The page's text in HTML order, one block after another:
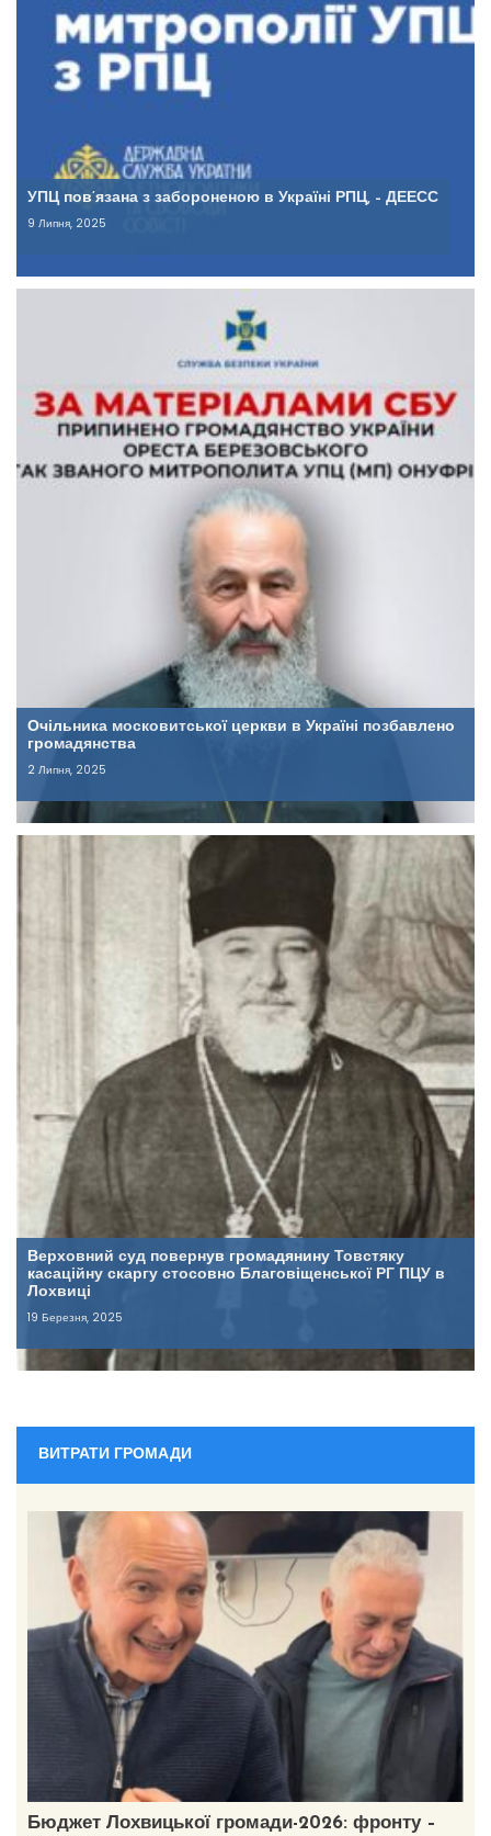
УПЦ пов’язана з забороненою в Україні РПЦ, – ДЕЕСС
9 Липня, 2025
Очільника московитської церкви в Україні позбавлено
громадянства
2 Липня, 2025
Верховний суд повернув громадянину Товстяку
касаційну скаргу стосовно Благовіщенської РГ ПЦУ в
Лохвиці
19 Березня, 2025
ВИТРАТИ ГРОМАДИ
Бюджет Лохвицької громади-2026: фронту –